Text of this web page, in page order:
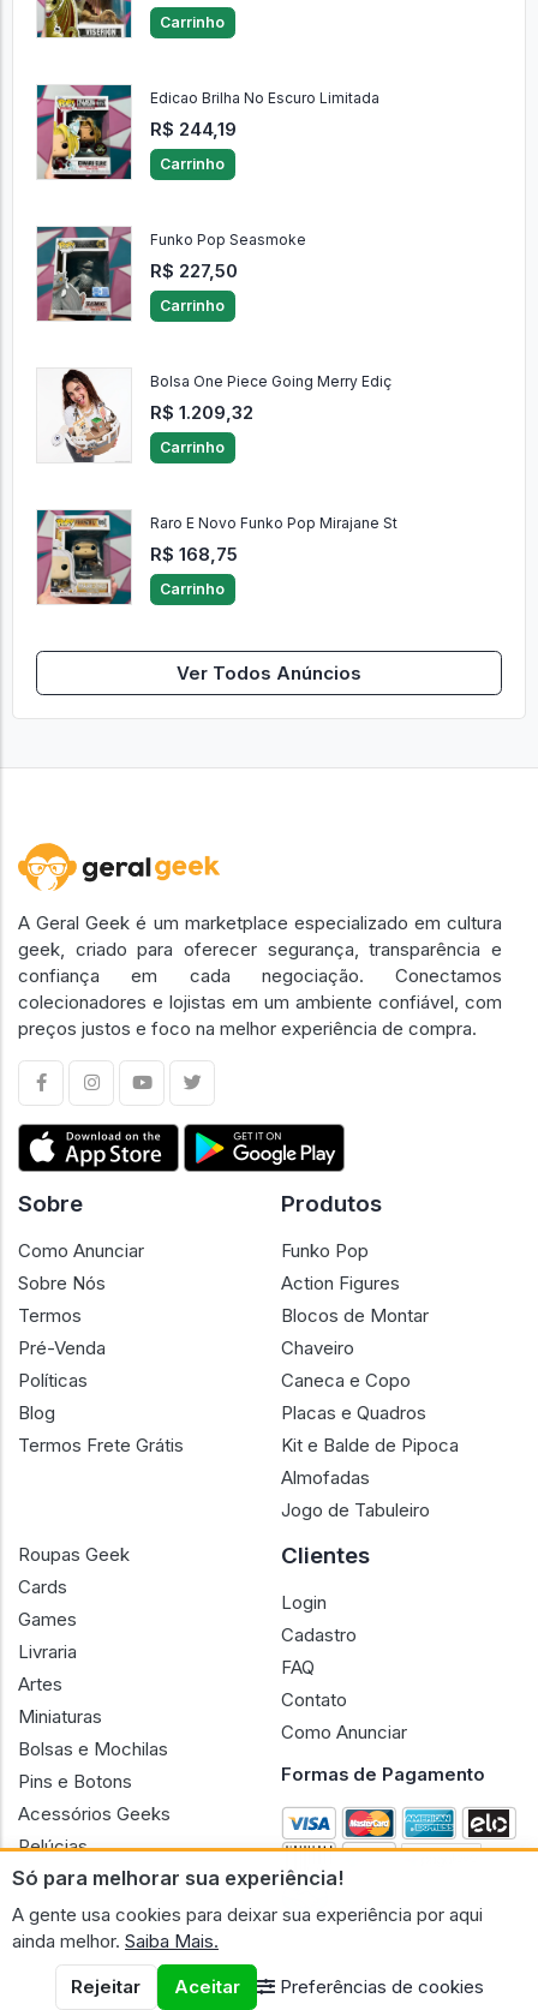
Carrinho
Edicao Brilha No Escuro Limitada
R$ 244,19
Carrinho
Funko Pop Seasmoke
R$ 227,50
Carrinho
Bolsa One Piece Going Merry Ediç
R$ 1.209,32
Carrinho
Raro E Novo Funko Pop Mirajane St
R$ 168,75
Carrinho
Ver Todos Anúncios
Só para melhorar sua experiência!
A gente usa cookies para deixar sua experiência por aqui
ainda melhor. Saiba Mais.
Rejeitar
Aceitar Preferências de cookies
A Geral Geek é um marketplace especializado em cultura
geek, criado para oferecer segurança, transparência e
confiança em cada negociação. Conectamos
colecionadores e lojistas em um ambiente confiável, com
preços justos e foco na melhor experiência de compra.
Sobre
Como Anunciar
Sobre Nós
Termos
Pré-Venda
Políticas
Blog
Termos Frete Grátis
Produtos
Funko Pop
Action Figures
Blocos de Montar
Chaveiro
Caneca e Copo
Placas e Quadros
Kit e Balde de Pipoca
Almofadas
Jogo de Tabuleiro
Roupas Geek
Cards
Games
Livraria
Artes
Miniaturas
Bolsas e Mochilas
Pins e Botons
Acessórios Geeks
Pelúcias
Bonecas
Clientes
Login
Cadastro
FAQ
Contato
Como Anunciar
Formas de Pagamento